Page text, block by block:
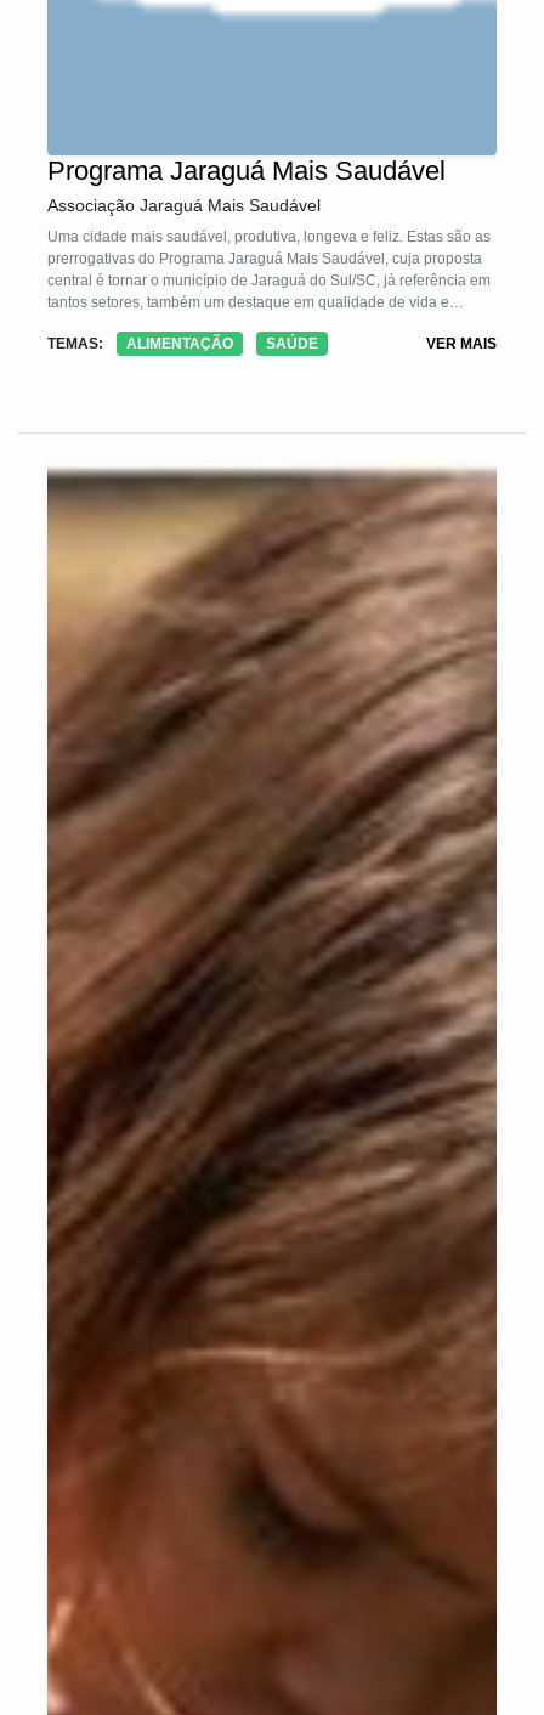
Programa Jaraguá Mais Saudável
Associação Jaraguá Mais Saudável
Uma cidade mais saudável, produtiva, longeva e feliz. Estas são as
prerrogativas do Programa Jaraguá Mais Saudável, cuja proposta
central é tornar o município de Jaraguá do Sul/SC, já referência em
tantos setores, também um destaque em qualidade de vida e
A busca por uma Cidade Sustentável e Saudável iniciou em 2016
organizado com base nas melhores experiências nacionais e
mensalmente em grupos de trabalho para desenvolver estratégias
e ações para o programa. São representantes da comunidade
empresarial, de associações de moradores, entidades de classe,
Polícia Militar, das igrejas, instituições de ensino e do poder público.
Para organizar todas essas entidades e fortalecer o Programa, uma
Organização da Sociedade Civil (OSC) chamada Associação
Jaraguá Mais Saudável foi criada, tendo como integrantes de sua
Diretoria Executiva e Conselho Fiscal pessoas de atuação já
reconhecida em nosso município.
Para atingir o objetivo de tornar a cidade mais saudável, produtiva e
longeva, o Jaraguá Mais Saudável quer atuar na mudança de
comportamento da população, estimulando as pessoas para a
adoção de hábitos mais saudáveis. Orientando, através de dicas e
informativos nas mídias sociais; planejamento e execução de
ações; mobilização social e oportunizando por meio de divulgação,
as ações existentes no município promovidas por seus parceiros,
• COMER - Uma alimentação balanceada tem grande impacto em
nosso bem-estar e qualidade de vida.
• MOVER - Atividade física traz benefícios que vão além da
prevenção de doenças, contribui para as atividades do nosso dia a
dia, promovendo saúde e qualidade de vida.
• PERTENCER - Indivíduos com fortes conexões sociais tendem a
ser mais saudáveis e longevos, ou seja, pertencer e participar de
uma comunidade, favorece a nossa saúde.
TEMAS: ALIMENTAÇÃO SAÚDE VER MAIS